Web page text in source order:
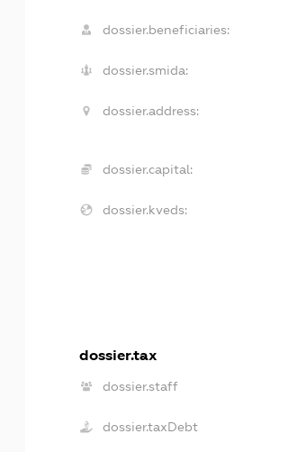
dossier.beneficiaries:
dossier.smida:
dossier.address:
dossier.capital:
dossier.kveds:
dossier.tax
dossier.staff
dossier.taxDebt